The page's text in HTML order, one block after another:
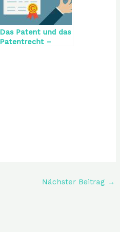
Das Patent und das
Patentrecht –
Nächster Beitrag →